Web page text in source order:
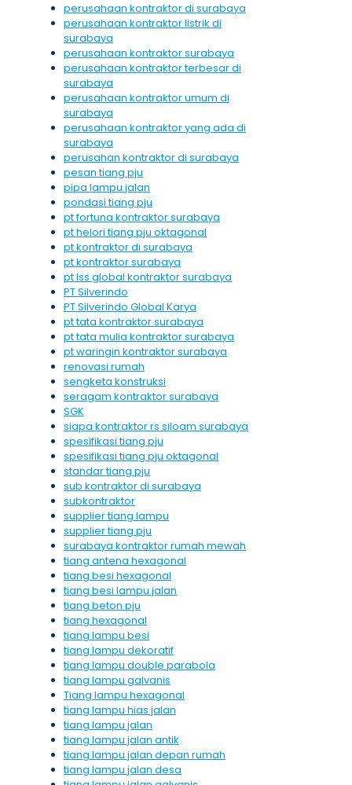
perusahaan kontraktor di surabaya
perusahaan kontraktor listrik di
surabaya
perusahaan kontraktor surabaya
perusahaan kontraktor terbesar di
surabaya
perusahaan kontraktor umum di
surabaya
perusahaan kontraktor yang ada di
surabaya
perusahan kontraktor di surabaya
pesan tiang pju
pipa lampu jalan
pondasi tiang pju
pt fortuna kontraktor surabaya
pt helori tiang pju oktagonal
pt kontraktor di surabaya
pt kontraktor surabaya
pt lss global kontraktor surabaya
PT Silverindo
PT Silverindo Global Karya
pt tata kontraktor surabaya
pt tata mulia kontraktor surabaya
pt waringin kontraktor surabaya
renovasi rumah
sengketa konstruksi
seragam kontraktor surabaya
SGK
siapa kontraktor rs siloam surabaya
spesifikasi tiang pju
spesifikasi tiang pju oktagonal
standar tiang pju
sub kontraktor di surabaya
subkontraktor
supplier tiang lampu
supplier tiang pju
surabaya kontraktor rumah mewah
tiang antena hexagonal
tiang besi hexagonal
tiang besi lampu jalan
tiang beton pju
tiang hexagonal
tiang lampu besi
tiang lampu dekoratif
tiang lampu double parabola
tiang lampu galvanis
Tiang lampu hexagonal
tiang lampu hias jalan
tiang lampu jalan
tiang lampu jalan antik
tiang lampu jalan depan rumah
tiang lampu jalan desa